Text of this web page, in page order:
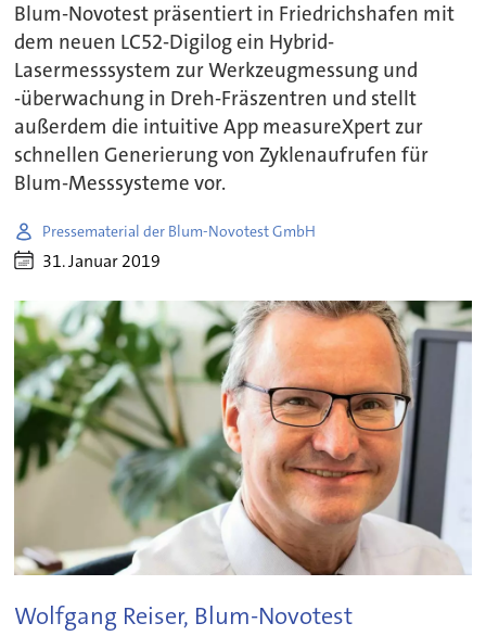
Blum-Novotest präsentiert in Friedrichshafen mit
dem neuen LC52-Digilog ein Hybrid-
Lasermesssystem zur Werkzeugmessung und
-überwachung in Dreh-Fräszentren und stellt
außerdem die intuitive App measureXpert zur
schnellen Generierung von Zyklenaufrufen für
Blum-Messsysteme vor.
Pressematerial der Blum-Novotest GmbH
31. Januar 2019
Wolfgang Reiser, Blum-Novotest